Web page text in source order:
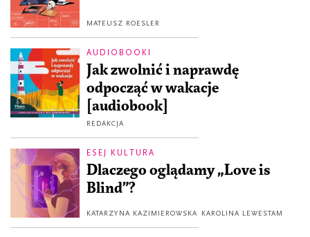
MATEUSZ ROESLER
AUDIOBOOKI
Jak zwolnić i naprawdę
odpocząć w wakacje
[audiobook]
REDAKCJA
ESEJ KULTURA
Dlaczego oglądamy „Love is
Blind”?
KATARZYNA KAZIMIEROWSKA KAROLINA LEWESTAM